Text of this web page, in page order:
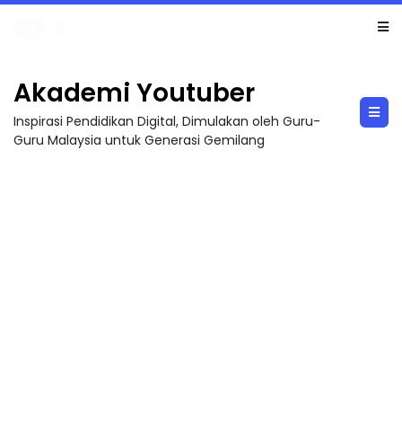
Akademi Youtuber
Inspirasi Pendidikan Digital, Dimulakan oleh Guru-
Guru Malaysia untuk Generasi Gemilang